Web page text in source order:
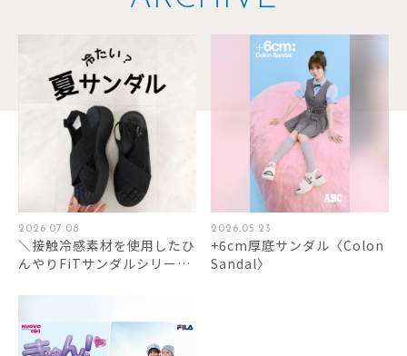
2026.07.08
＼接触冷感素材を使用したひ
んやりFiTサンダルシリーズ
2026.05.23
+6cm厚底サンダル〈Colon
Sandal〉